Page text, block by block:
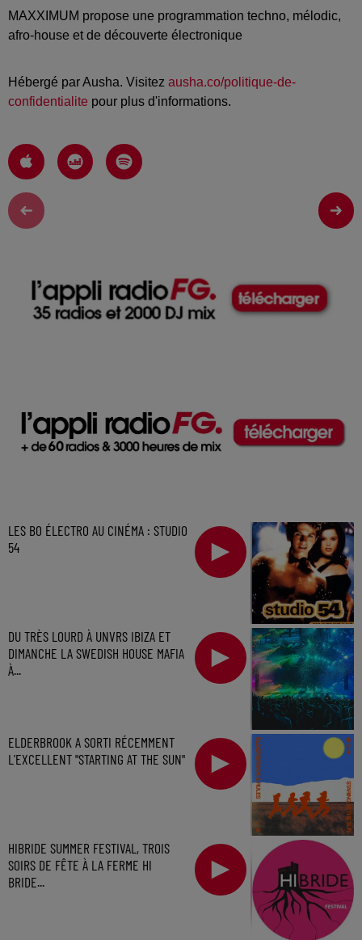
MAXXIMUM propose une programmation techno, mélodic,
afro-house et de découverte électronique
Hébergé par Ausha. Visitez ausha.co/politique-de-
confidentialite pour plus d'informations.
LES BO ÉLECTRO AU CINÉMA : STUDIO
54
DU TRÈS LOURD À UNVRS IBIZA ET
DIMANCHE LA SWEDISH HOUSE MAFIA
À...
ELDERBROOK A SORTI RÉCEMMENT
L'EXCELLENT "STARTING AT THE SUN"
HIBRIDE SUMMER FESTIVAL, TROIS
SOIRS DE FÊTE À LA FERME HI
BRIDE...